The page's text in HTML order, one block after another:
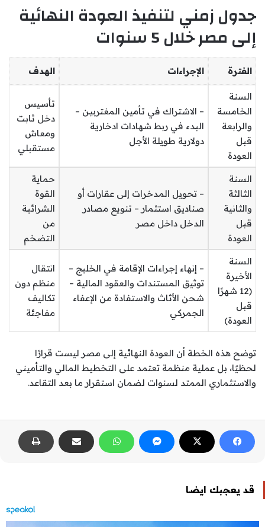
جدول زمني لتنفيذ العودة النهائية
إلى مصر خلال 5 سنوات
الفترة الإجراءات الهدف
السنة
الخامسة
والرابعة
قبل
العودة
– الاشتراك في تأمين المغتربين –
البدء في ربط شهادات ادخارية
دولارية طويلة الأجل
تأسيس
دخل ثابت
ومعاش
مستقبلي
السنة
الثالثة
والثانية
قبل
العودة
– تحويل المدخرات إلى عقارات أو
صناديق استثمار – تنويع مصادر
الدخل داخل مصر
حماية
القوة
الشرائية
من
التضخم
السنة
الأخيرة
(12 شهرًا
قبل
العودة)
– إنهاء إجراءات الإقامة في الخليج –
توثيق المستندات والعقود المالية –
شحن الأثاث والاستفادة من الإعفاء
الجمركي
انتقال
منظم دون
تكاليف
مفاجئة
توضح هذه الخطة أن العودة النهائية إلى مصر ليست قرارًا
لحظيًا، بل عملية منظمة تعتمد على التخطيط المالي والتأميني
والاستثماري الممتد لسنوات لضمان استقرار ما بعد التقاعد.
قد يعجبك ايضا